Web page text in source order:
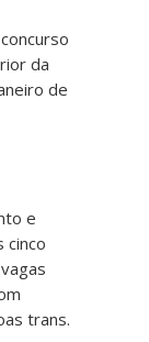
da
de
e
cinco
trans.